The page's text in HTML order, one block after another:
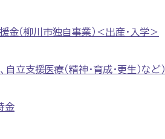
金（柳川市独自事業）＜出産・入学＞
立支援医療（精神・育成・更生）など）
金